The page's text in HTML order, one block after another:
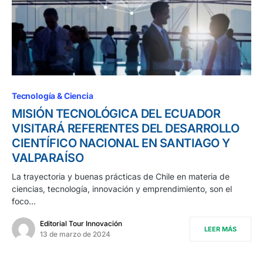
Tecnología & Ciencia
MISIÓN TECNOLÓGICA DEL ECUADOR
VISITARÁ REFERENTES DEL DESARROLLO
CIENTÍFICO NACIONAL EN SANTIAGO Y
VALPARAÍSO
La trayectoria y buenas prácticas de Chile en materia de
ciencias, tecnología, innovación y emprendimiento, son el
foco…
Editorial Tour Innovación
13 de marzo de 2024
LEER MÁS